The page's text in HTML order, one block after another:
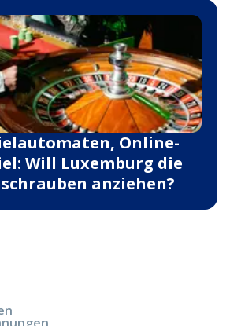
Online-
Will Luxemburg die
anziehen?